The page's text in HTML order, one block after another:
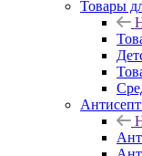
Товары